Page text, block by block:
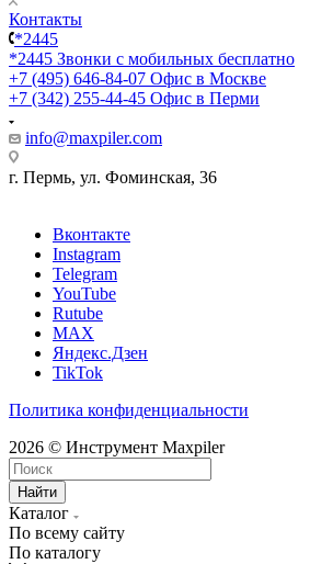
Контакты
*2445
*2445 Звонки с мобильных бесплатно
+7 (495) 646-84-07 Офис в Москве
+7 (342) 255-44-45 Офис в Перми
info@maxpiler.com
г. Пермь, ул. Фоминская, 36
Вконтакте
Instagram
Telegram
YouTube
Rutube
MAX
Яндекс.Дзен
TikTok
Политика конфиденциальности
2026 © Инструмент Maxpiler
Найти
Каталог
По всему сайту
По каталогу